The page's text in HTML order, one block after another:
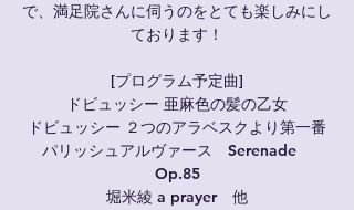
で、満足院さんに伺うのをとても楽しみにし
ております！
[プログラム予定曲]
ドビュッシー 亜麻色の髪の乙女
ドビュッシー ２つのアラベスクより第一番
パリッシュアルヴァース Serenade
Op.85